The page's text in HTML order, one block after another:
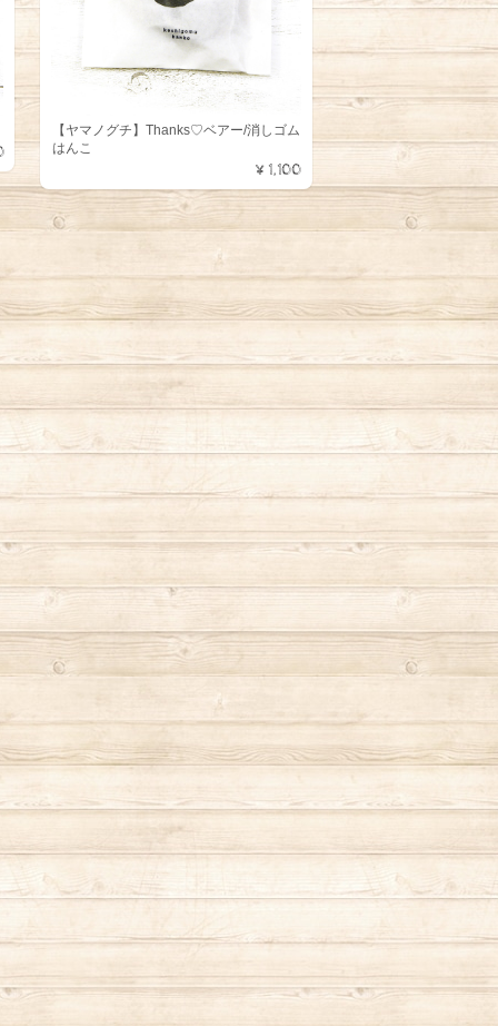
【ヤマノグチ】Thanks♡ベアー/消しゴム
はんこ
¥1,100